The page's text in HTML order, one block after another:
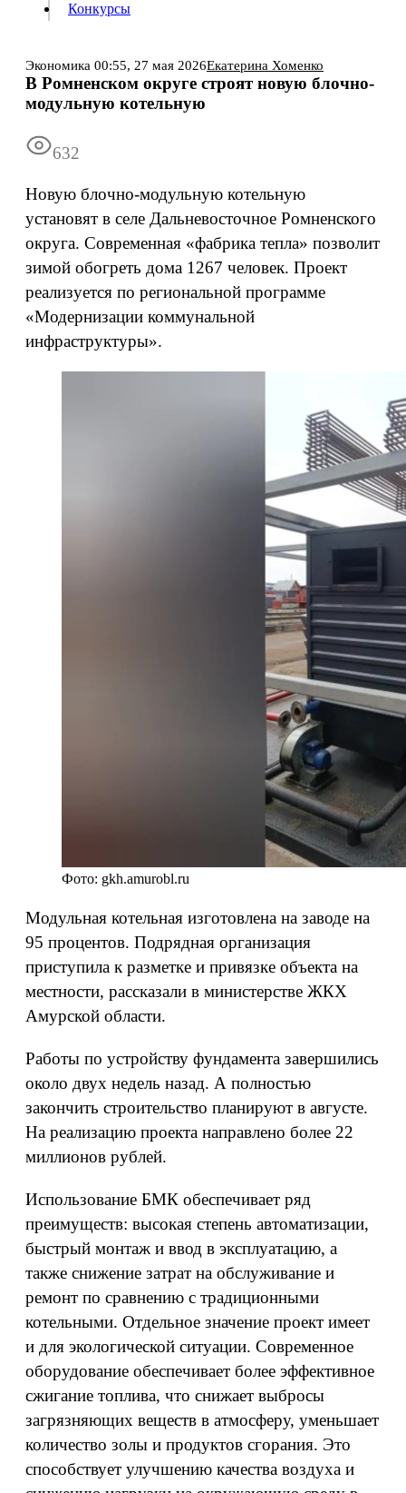
Информация Реклама
Конкурсы
Экономика 00:55, 27 мая 2026Екатерина Хоменко
В Ромненском округе строят новую блочно-
модульную котельную
632
Новую блочно-модульную котельную
установят в селе Дальневосточное Ромненского
округа. Современная «фабрика тепла» позволит
зимой обогреть дома 1267 человек. Проект
реализуется по региональной программе
«Модернизации коммунальной
инфраструктуры».
Фото: gkh.amurobl.ru
Модульная котельная изготовлена на заводе на
95 процентов. Подрядная организация
приступила к разметке и привязке объекта на
местности, рассказали в министерстве ЖКХ
Амурской области.
Работы по устройству фундамента завершились
около двух недель назад. А полностью
закончить строительство планируют в августе.
На реализацию проекта направлено более 22
миллионов рублей.
Использование БМК обеспечивает ряд
преимуществ: высокая степень автоматизации,
быстрый монтаж и ввод в эксплуатацию, а
также снижение затрат на обслуживание и
ремонт по сравнению с традиционными
котельными. Отдельное значение проект имеет
и для экологической ситуации. Современное
оборудование обеспечивает более эффективное
сжигание топлива, что снижает выбросы
загрязняющих веществ в атмосферу, уменьшает
количество золы и продуктов сгорания. Это
способствует улучшению качества воздуха и